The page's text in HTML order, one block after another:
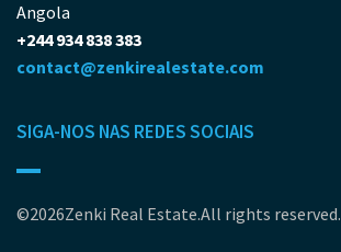
Angola
+244 934 838 383
contact@zenkirealestate.com
SIGA-NOS NAS REDES SOCIAIS
©2026Zenki Real Estate.All rights reserved.